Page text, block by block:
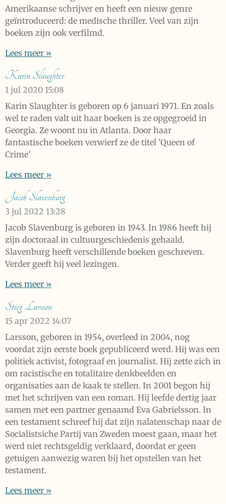
Amerikaanse schrijver en heeft een nieuw genre
geïntroduceerd: de medische thriller. Veel van zijn
boeken zijn ook verfilmd.
Lees meer »
Karin Slaughter
1 jul 2020 15:08
Karin Slaughter is geboren op 6 januari 1971. En zoals
wel te raden valt uit haar boeken is ze opgegroeid in
Georgia. Ze woont nu in Atlanta. Door haar
fantastische boeken verwierf ze de titel 'Queen of
Crime'
Lees meer »
Jacob Slavenburg
3 jul 2022 13:28
Jacob Slavenburg is geboren in 1943. In 1986 heeft hij
zijn doctoraal in cultuurgeschiedenis gehaald.
Slavenburg heeft verschillende boeken geschreven.
Verder geeft hij veel lezingen.
Lees meer »
Stieg Larsson
15 apr 2022 14:07
Larsson, geboren in 1954, overleed in 2004, nog
voordat zijn eerste boek gepubliceerd werd. Hij was een
politiek activist, fotograaf en journalist. Hij zette zich in
om racistische en totalitaire denkbeelden en
organisaties aan de kaak te stellen. In 2001 begon hij
met het schrijven van een roman. Hij leefde dertig jaar
samen met een partner genaamd Eva Gabrielsson. In
een testament schreef hij dat zijn nalatenschap naar de
Socialistsiche Partij van Zweden moest gaan, maar het
werd niet rechtsgeldig verklaard, doordat er geen
getuigen aanwezig waren bij het opstellen van het
testament.
Lees meer »